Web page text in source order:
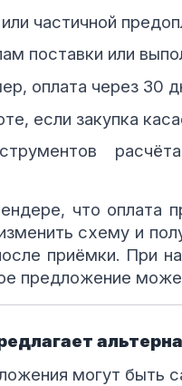
частичной
поставки или
оплата через 30
если закупка
что оплата
схему и
приёмки. При
предложение
могут быть